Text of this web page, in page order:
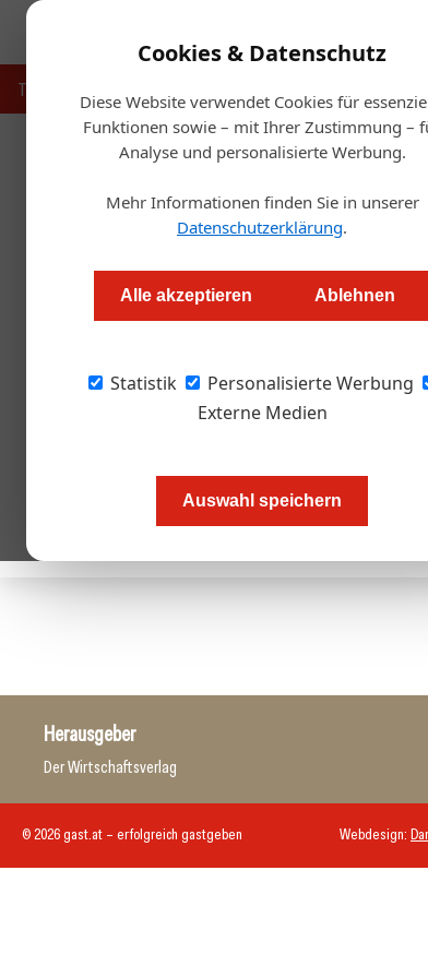
Cookies & Datenschutz
Diese Website verwendet Cookies für
Funktionen sowie – mit Ihrer Zustimmung –
Analyse und personalisierte Werbung.
Mehr Informationen finden Sie in unserer
Datenschutzerklärung.
Alle akzeptieren Ablehnen
Statistik
Personalisierte Werbung
Externe Medien
Auswahl speichern
Touristik
Artikel von Martin
Staaten, gebt die Signale!
Herausgeber
Der Wirtschaftsverlag
© 2026 gast.at – erfolgreich gastgeben Webdesign: